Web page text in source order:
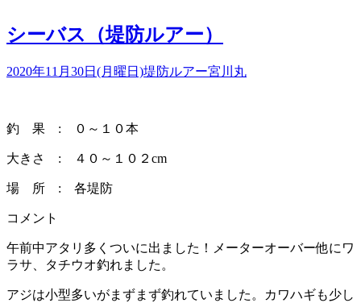
シーバス（堤防ルアー）
2020年11月30日(月曜日)堤防ルアー宮川丸
釣 果 : ０～１０本
大きさ : ４０～１０２cm
場 所 : 各堤防
コメント
午前中アタリ多くついに出ました！メーターオーバー他にワ
ラサ、タチウオ釣れました。
アジは小型多いがまずまず釣れていました。カワハギも少し